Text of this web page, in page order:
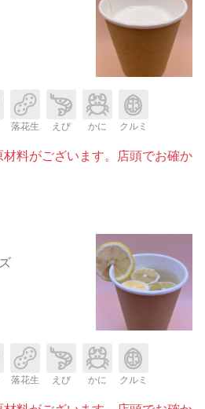
落花生 えび かに クルミ
料がございます。店頭でお確か
落花生 えび かに クルミ